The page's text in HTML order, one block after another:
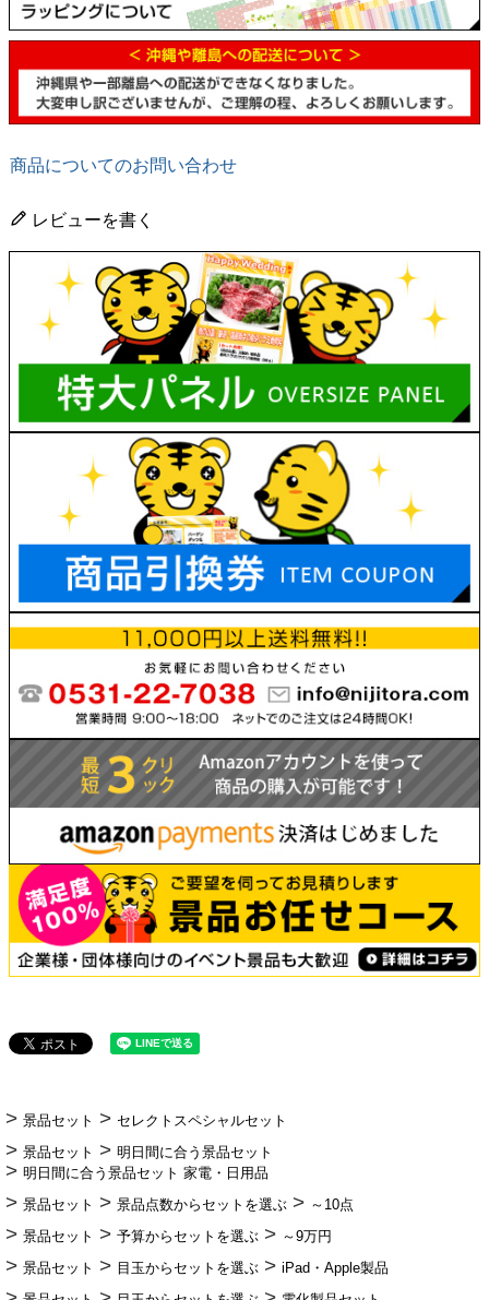
商品についてのお問い合わせ
レビューを書く
景品セット
セレクトスペシャルセット
景品セット
明日間に合う景品セット
明日間に合う景品セット 家電・日用品
景品セット
景品点数からセットを選ぶ
～10点
景品セット
予算からセットを選ぶ
～9万円
景品セット
目玉からセットを選ぶ
iPad・Apple製品